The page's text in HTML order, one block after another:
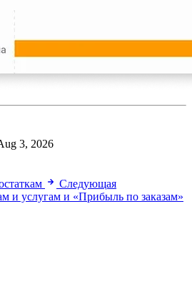
3, 2026
Следующая
и услугам и «Прибыль по заказам»